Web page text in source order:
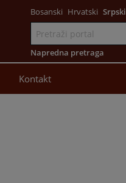
Bosanski Hrvatski Srpski
Napredna pretraga
Kontakt